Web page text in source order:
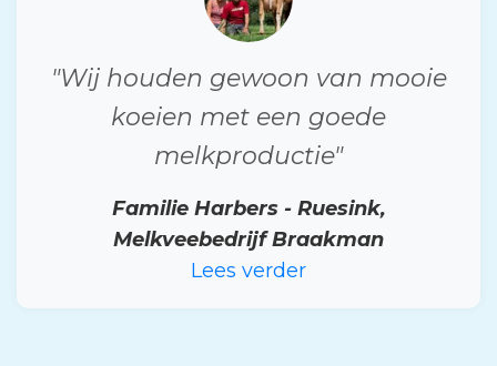
"Wij houden gewoon van mooie
koeien met een goede
melkproductie"
Familie Harbers - Ruesink,
Melkveebedrijf Braakman
Lees verder